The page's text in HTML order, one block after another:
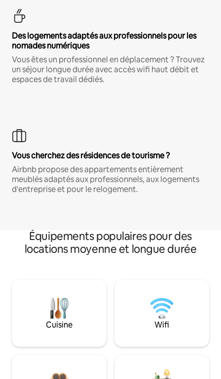
Des logements adaptés aux professionnels pour les
nomades numériques
Vous êtes un professionnel en déplacement ? Trouvez
un séjour longue durée avec accès wifi haut débit et
espaces de travail dédiés.
Vous cherchez des résidences de tourisme ?
Airbnb propose des appartements entièrement
meublés adaptés aux professionnels, aux logements
d'entreprise et pour le relogement.
Équipements populaires pour des
locations moyenne et longue durée
Cuisine Wifi